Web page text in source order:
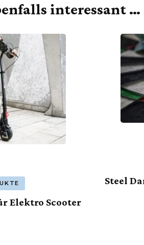
interessant …
Elektro Scooter
Steel